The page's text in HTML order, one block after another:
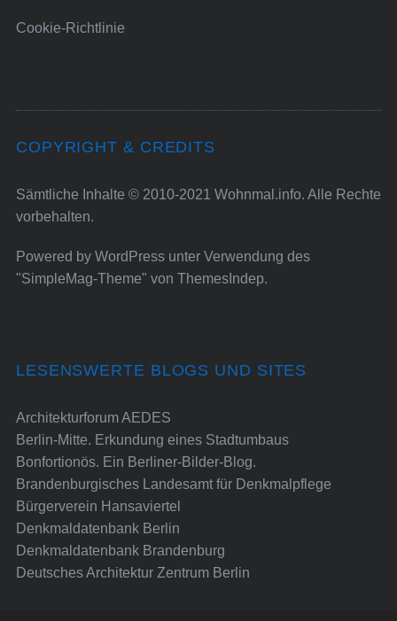
Cookie-Richtlinie
COPYRIGHT & CREDITS
Sämtliche Inhalte © 2010-2021 Wohnmal.info. Alle Rechte
vorbehalten.
Powered by WordPressunter Verwendung des
"SimpleMag-Theme" von ThemesIndep.
LESENSWERTE BLOGS UND SITES
Architekturforum AEDES
Berlin-Mitte. Erkundung eines Stadtumbaus
Bonfortionös. Ein Berliner-Bilder-Blog.
Brandenburgisches Landesamt für Denkmalpflege
Bürgerverein Hansaviertel
Denkmaldatenbank Berlin
Denkmaldatenbank Brandenburg
Deutsches Architektur Zentrum Berlin